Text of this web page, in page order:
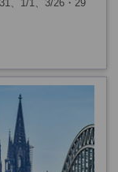
、1/1、3/26・29